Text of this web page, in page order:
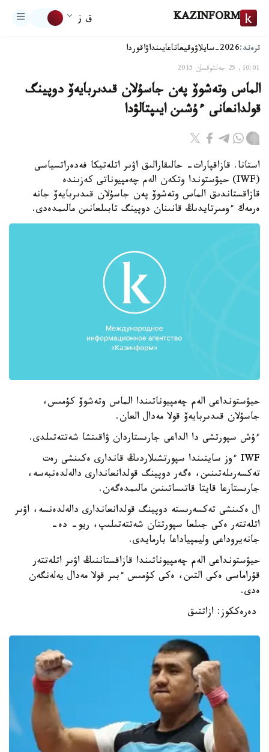
KAZINFORM ق ز
ترەند:2026-سايلاۋ وقيعاتاعايىنداۋاقوردا
10:01, 25 جەلتوقسان 2015
الماس وتەشوۆ پەن جاسۇلان قىدىربايەۆ دوپينگ
قولدانعانى ءۇشىن ايىپتالۋدا
استانا. قازاقپارات- حالىقارالىق اۋىر اتلەتيكا فەدەراتسياسى
(IWF) حيۋستوندا وتكەن الەم چەمپيوناتى كەزىندە
قازاقستاندىق الماس وتەشوۆ پەن جاسۇلان قىدىربايەۆ جانە
ەرمەك ءومىرتايدىڭ قانىنان دوپينگ تابىلعانىن مالىمدەدى.
حيۋستونداعى الەم چەمپيوناتىندا الماس وتەشوۆ كۇمىس،
جاسۇلان قىدىربايەۆ قولا مەدال العان.
ءۇش سپورتشى دا الداعى جارىستاردان ۋاقىتشا شەتتەتىلدى.
IWF ءوز سايتىندا سپورتشىلاردىڭ قاندارى ەكىنشى رەت
تەكسەرىلەتىنىن، ەگەر دوپينگ قولدانعاندارى دالەلدەنبەسە،
جارىستارعا قايتا قاتىساتىنىن مالىمدەگەن.
ال ەكىنشى تەكسەرىستە دوپينگ قولدانعاندارى دالەلدەنسە، اۋىر
اتلەتتەر ەكى جىلعا سپورتتان شەتتەتىلىپ، ريو- دە-
جانەيروداعى وليمپياداعا بارمايدى.
حيۋستونداعى الەم چەمپيوناتىندا قازاقستاننىڭ اۋىر اتلەتتەر
قۇراماسى ەكى التىن، ەكى كۇمىس ءبىر قولا مەدال يەلەنگەن
ەدى.
دەرەككوز: ازاتتىق